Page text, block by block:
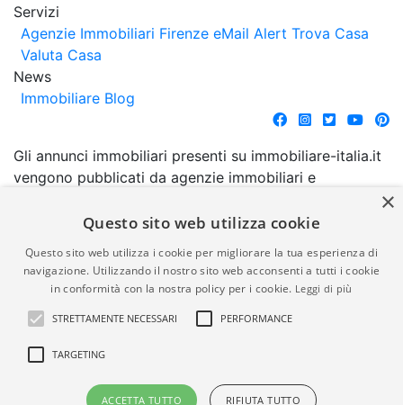
Servizi
Agenzie Immobiliari Firenze eMail Alert Trova Casa
Valuta Casa
News
Immobiliare Blog
Gli annunci immobiliari presenti su immobiliare-italia.it
vengono pubblicati da agenzie immobiliari e
comporta l'approvazione o l'avallo da parte di
garanzia da parte di quest'ultima. immobiliare-italia.it
quindi non è responsabile della veridicità, della
correttezza, della completezza, della normativa in
materia di privacy e/o di alcun altro aspetto dei
suddetti annunci.
© Copyright 2007 - 2026
Powered by
×
Questo sito web utilizza cookie
Questo sito web utilizza i cookie per migliorare la tua esperienza di
navigazione. Utilizzando il nostro sito web acconsenti a tutti i cookie
in conformità con la nostra policy per i cookie. Leggi di più
STRETTAMENTE NECESSARI PERFORMANCE
TARGETING
ACCETTA TUTTO RIFIUTA TUTTO